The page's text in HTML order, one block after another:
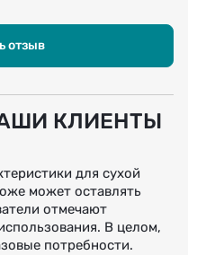
отзыв
КЛИЕНТЫ
для сухой
может оставлять
отмечают
В целом,
потребности.